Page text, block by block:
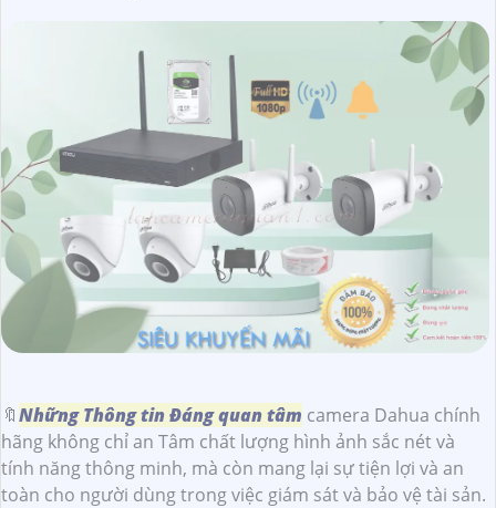
🔖Những Thông tin Đáng quan tâm camera Dahua chính
hãng không chỉ an Tâm chất lượng hình ảnh sắc nét và
tính năng thông minh, mà còn mang lại sự tiện lợi và an
toàn cho người dùng trong việc giám sát và bảo vệ tài sản.